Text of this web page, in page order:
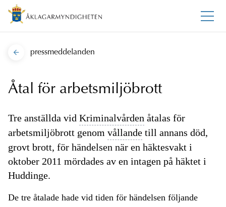
pressmeddelanden
Åtal för arbetsmiljöbrott
Tre anställda vid Kriminalvården åtalas för
arbetsmiljöbrott genom vållande till annans död,
grovt brott, för händelsen när en häktesvakt i
oktober 2011 mördades av en intagen på häktet i
Huddinge.
De tre åtalade hade vid tiden för händelsen följande